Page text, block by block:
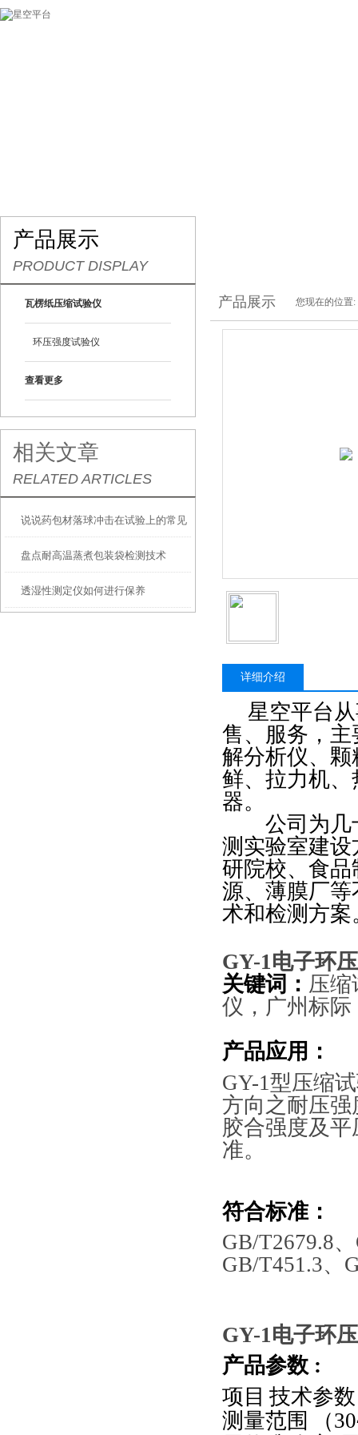
产品展示
PRODUCT DISPLAY
瓦楞纸压缩试验仪
环压强度试验仪
查看更多
相关文章
RELATED ARTICLES
说说药包材落球冲击在试验上的常见
标准及注意事项
盘点耐高温蒸煮包装袋检测技术
透湿性测定仪如何进行保养
产品展示 您现在的位置:
详细介绍
星空平台
售、服务，
解分析仪、 颗
鲜、拉力机
器。
公司为几十
测实验室建
研院校、食
源、薄膜厂
术和检测方案
GY-1电子环
关键词： 压缩
仪 ， 广州标际
产品应用：
GY-1型压缩
方向之耐压
胶合强度及
准。
符合标准：
GB/T2679.8
GB/T451.3、
GY-1电子环
产品参数 :
项目 技术参数
测量范围
（